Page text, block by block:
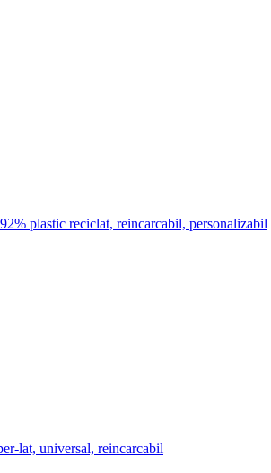
plastic reciclat, reincarcabil, personalizabil
lat, universal, reincarcabil